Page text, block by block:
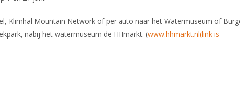
Klimhal Mountain Network of per auto naar het Watermuseum of
nabij het watermuseum de HHmarkt. (www.hhmarkt.nl(link is